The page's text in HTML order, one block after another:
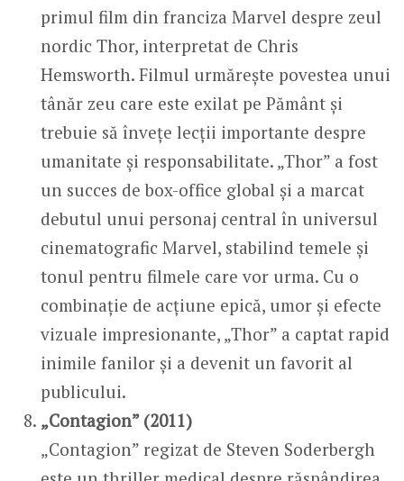
primul film din franciza Marvel despre zeul
nordic Thor, interpretat de Chris
Hemsworth. Filmul urmărește povestea unui
tânăr zeu care este exilat pe Pământ și
trebuie să învețe lecții importante despre
umanitate și responsabilitate. „Thor” a fost
un succes de box-office global și a marcat
debutul unui personaj central în universul
cinematografic Marvel, stabilind temele și
tonul pentru filmele care vor urma. Cu o
combinație de acțiune epică, umor și efecte
vizuale impresionante, „Thor” a captat rapid
inimile fanilor și a devenit un favorit al
publicului.
„Contagion” (2011)
„Contagion” regizat de Steven Soderbergh